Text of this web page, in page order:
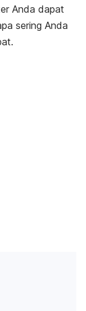
Anda dapat
sering Anda